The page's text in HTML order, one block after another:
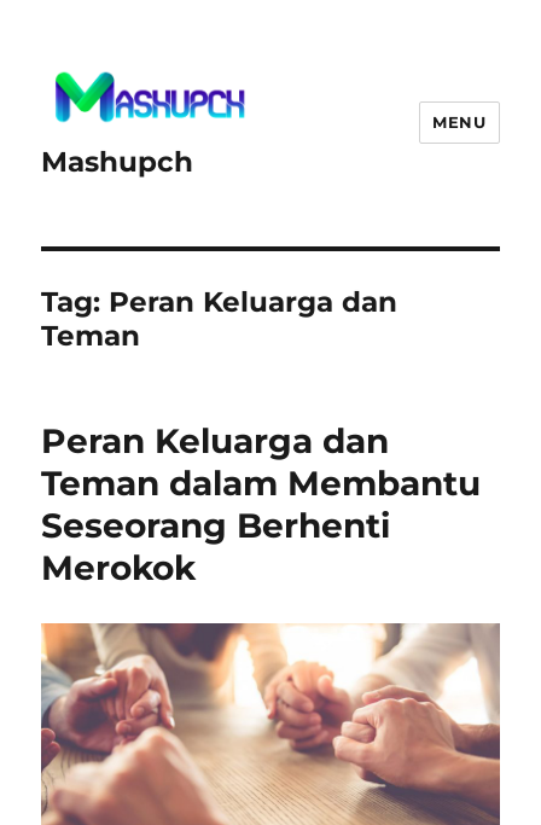
Mashupch
MENU
Tag: Peran Keluarga dan
Teman
Peran Keluarga dan
Teman dalam Membantu
Seseorang Berhenti
Merokok